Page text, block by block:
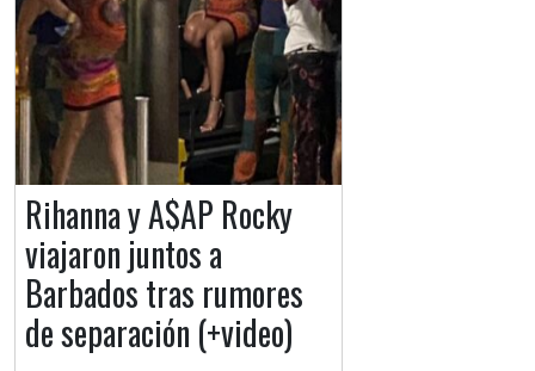
Rihanna y A$AP Rocky
viajaron juntos a
Barbados tras rumores
de separación (+video)